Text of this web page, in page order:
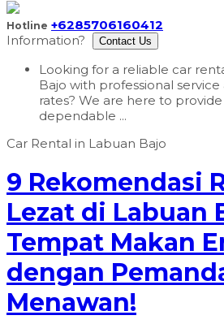
Hotline +6285706160412
Information?
Contact Us
Looking for a reliable car
Bajo with professional
rates? We are here to
dependable ...
9 Rekomendasi
Lezat di Labuan
Tempat Makan
dengan
Menawan!